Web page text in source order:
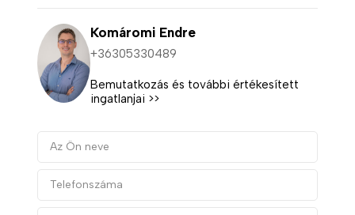
Komáromi Endre
+36305330489
Bemutatkozás és további értékesített
ingatlanjai >>